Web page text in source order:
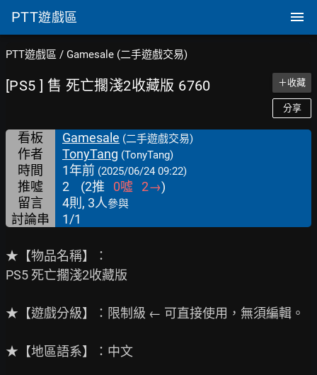
PTT遊戲區
PTT遊戲區 / Gamesale (二手遊戲交易)
[PS5 ] 售 死亡擱淺2收藏版 6760 ＋收藏
分享
看板 Gamesale (二手遊戲交易)
作者 TonyTang (TonyTang)
時間 1年前 (2025/06/24 09:22)
推噓 2 (2推 0噓 2→)
留言
4則, 3人參與
討論串 1/1
★【物品名稱】：
PS5 死亡擱淺2收藏版
★【遊戲分級】：限制級 ← 可直接使用，無須編輯。
★【地區語系】：中文